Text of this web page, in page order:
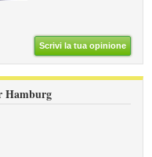
Scrivi la tua opinione
Hamburg